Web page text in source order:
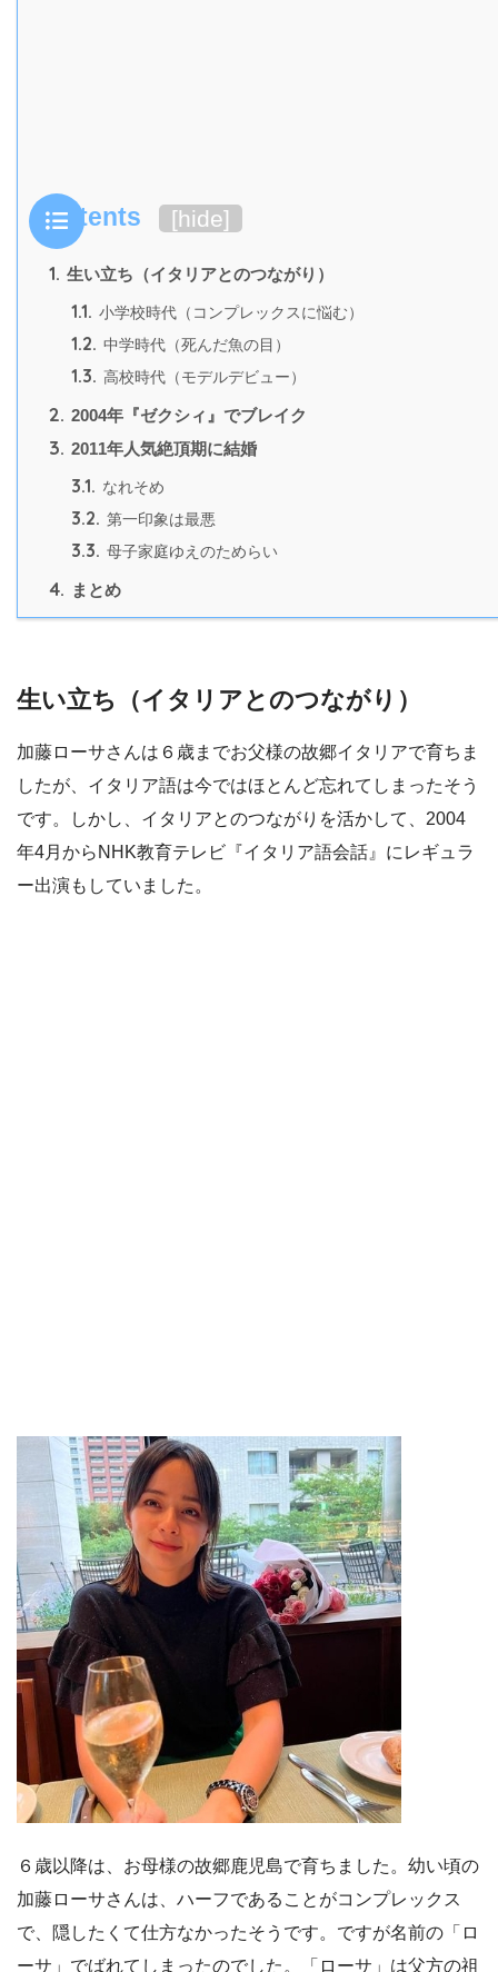
Contents [hide]
1. 生い立ち（イタリアとのつながり）
1.1. 小学校時代（コンプレックスに悩む）
1.2. 中学時代（死んだ魚の目）
1.3. 高校時代（モデルデビュー）
2. 2004年『ゼクシィ』でブレイク
3. 2011年人気絶頂期に結婚
3.1. なれそめ
3.2. 第一印象は最悪
3.3. 母子家庭ゆえのためらい
4. まとめ
生い立ち（イタリアとのつながり）
加藤ローサさんは６歳までお父様の故郷イタリアで育ちま
したが、イタリア語は今ではほとんど忘れてしまったそう
です。しかし、イタリアとのつながりを活かして、2004
年4月からNHK教育テレビ『イタリア語会話』にレギュラ
ー出演もしていました。
６歳以降は、お母様の故郷鹿児島で育ちました。幼い頃の
加藤ローサさんは、ハーフであることがコンプレックス
で、隠したくて仕方なかったそうです。ですが名前の「ロ
ーサ」でばれてしまったのでした。「ローサ」は父方の祖